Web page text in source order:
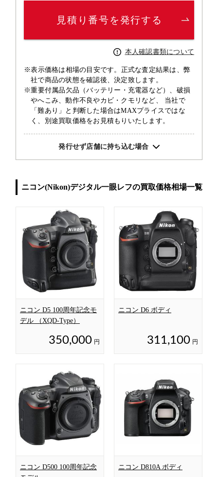
見積り番号を発行する
本人確認書類について
※表示価格は相場の目安です。正式な査定結果は、弊
社で商品の状態を確認後、決定致します。
※重要付属品欠品（バッテリー・充電器など）、破損
やへこみ、動作不良やカビ・クモリなど、 当社で
「難あり」と判断した場合はMAXプライスではな
く、別途買取価格をお見積もりいたします。
発行せず店舗に持ち込む場合
ニコン(Nikon)デジタル一眼レフの買取価格相場一覧
ニコン D5 100周年記念モ
デル （XQD-Type）
350,000 円
ニコン D6 ボディ
311,100 円
ニコン D500 100周年記念
ニコン D810A ボディ